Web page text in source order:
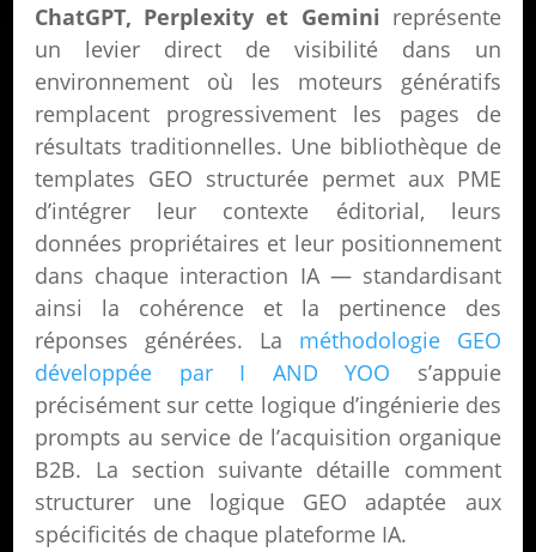
ChatGPT, Perplexity et Gemini représente
un levier direct de visibilité dans un
environnement où les moteurs génératifs
remplacent progressivement les pages de
résultats traditionnelles. Une bibliothèque de
templates GEO structurée permet aux PME
d’intégrer leur contexte éditorial, leurs
données propriétaires et leur positionnement
dans chaque interaction IA — standardisant
ainsi la cohérence et la pertinence des
réponses générées. La méthodologie GEO
développée par I AND YOO s’appuie
précisément sur cette logique d’ingénierie des
prompts au service de l’acquisition organique
B2B. La section suivante détaille comment
structurer une logique GEO adaptée aux
spécificités de chaque plateforme IA.